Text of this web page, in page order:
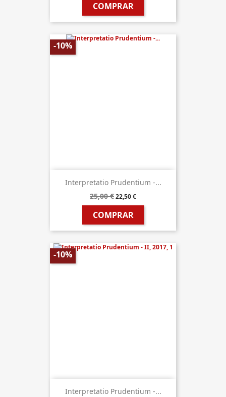
COMPRAR
Interpretatio Prudentium -...
25,00 €22,50 €
COMPRAR
-10%
Interpretatio Prudentium -...
-10%